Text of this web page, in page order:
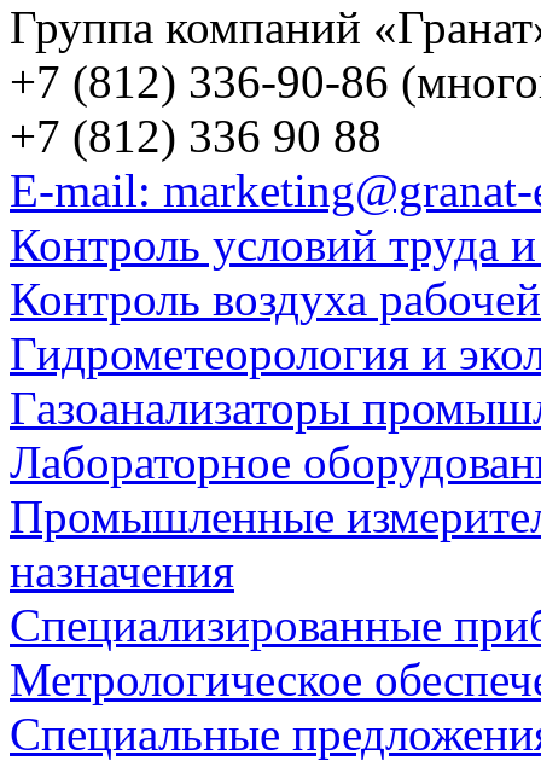
Группа компаний
+7 (812) 336-90-86
+7 (812) 336 90 88
E-mail:
Контроль условий труда
Контроль воздуха
Гидрометеорология и
Газоанализаторы
Лабораторное
Промышленные
назначения
Специализированные
Метрологическое
Специальные